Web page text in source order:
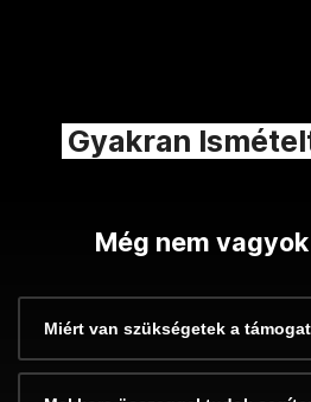
Gyakran
Még nem
Miért van szükségetek a